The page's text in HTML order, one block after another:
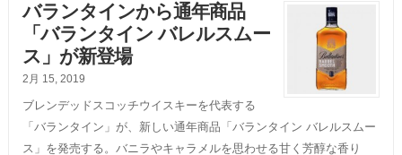
バランタインから通年商品
「バランタイン バレルスムー
ス」が新登場
2月 15, 2019
ブレンデッドスコッチウイスキーを代表する
「バランタイン」が、新しい通年商品「バランタイン バレルスムー
ス」を発売する。バニラやキャラメルを思わせる甘く芳醇な香り